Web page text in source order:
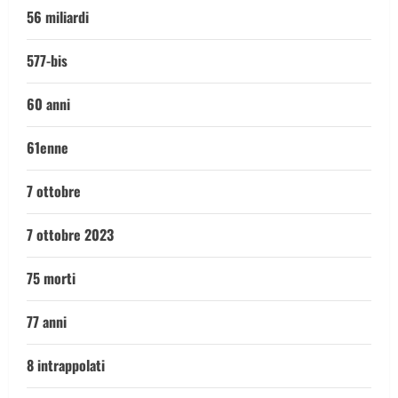
56 miliardi
577-bis
60 anni
61enne
7 ottobre
7 ottobre 2023
75 morti
77 anni
8 intrappolati